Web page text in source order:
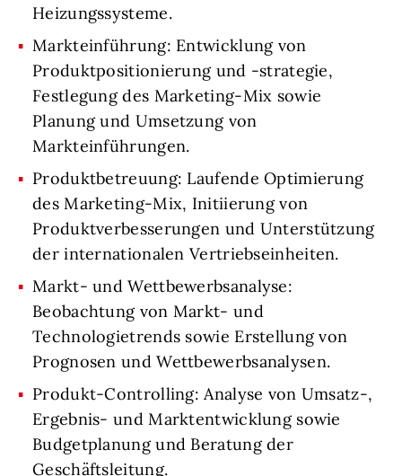
Heizungssysteme.
Markteinführung: Entwicklung von
Produktpositionierung und -strategie,
Festlegung des Marketing-Mix sowie
Planung und Umsetzung von
Markteinführungen.
Produktbetreuung: Laufende Optimierung
des Marketing-Mix, Initiierung von
Produktverbesserungen und Unterstützung
der internationalen Vertriebseinheiten.
Markt- und Wettbewerbsanalyse:
Beobachtung von Markt- und
Technologietrends sowie Erstellung von
Prognosen und Wettbewerbsanalysen.
Produkt-Controlling: Analyse von Umsatz-,
Ergebnis- und Marktentwicklung sowie
Budgetplanung und Beratung der
Geschäftsleitung.